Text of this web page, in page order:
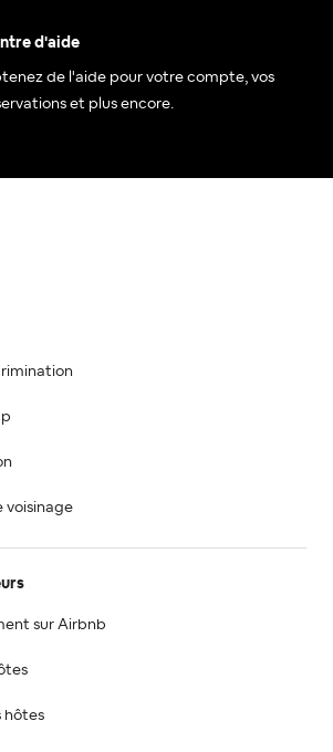
d'aide
de l'aide pour votre compte, vos
et plus encore.
voisinage
sur Airbnb
hôtes